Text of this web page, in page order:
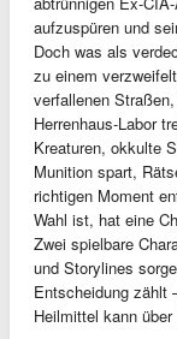
aufzuspüren und
Doch was als
zu einem
verfallenen
Herrenhaus-Labor
Kreaturen, okkulte
Munition spart,
richtigen Moment
Wahl ist, hat eine
Zwei spielbare
und Storylines
Entscheidung zählt
Heilmittel kann